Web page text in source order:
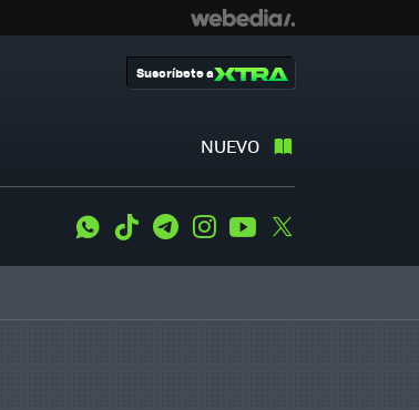
NUEVO
Suscríbete a
WhatsApp
Tiktok TelegramInstagramYoutube